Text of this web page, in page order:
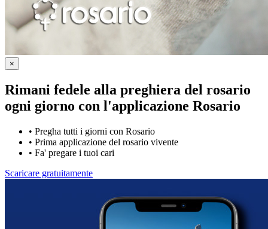
×
Rimani fedele alla preghiera del rosario
ogni giorno con l'applicazione Rosario
• Pregha tutti i giorni con Rosario
• Prima applicazione del rosario vivente
• Fa' pregare i tuoi cari
Scaricare gratuitamente